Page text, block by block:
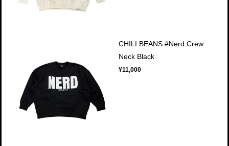
CHILI BEANS #Nerd Crew
Neck Black
¥11,000